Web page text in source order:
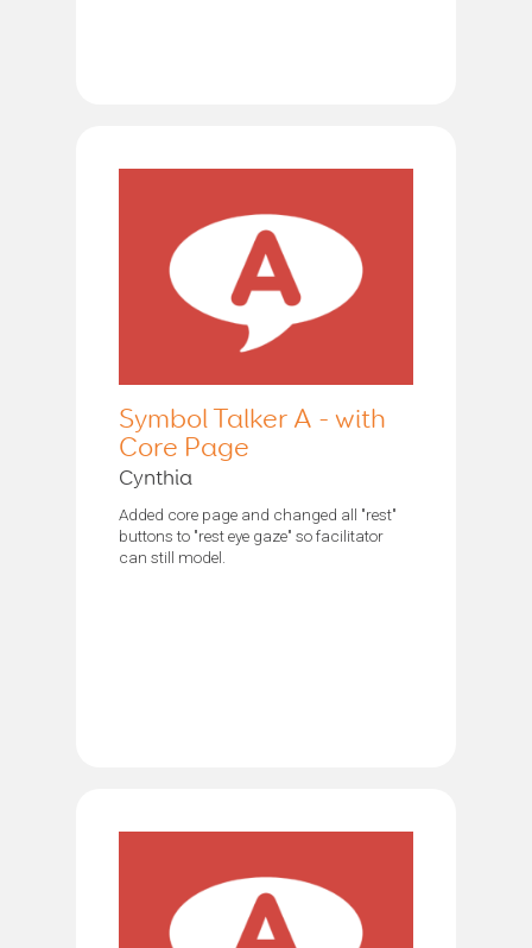
Symbol Talker A - with
Core Page
Cynthia
Added core page and changed all "rest"
buttons to "rest eye gaze" so facilitator
can still model.